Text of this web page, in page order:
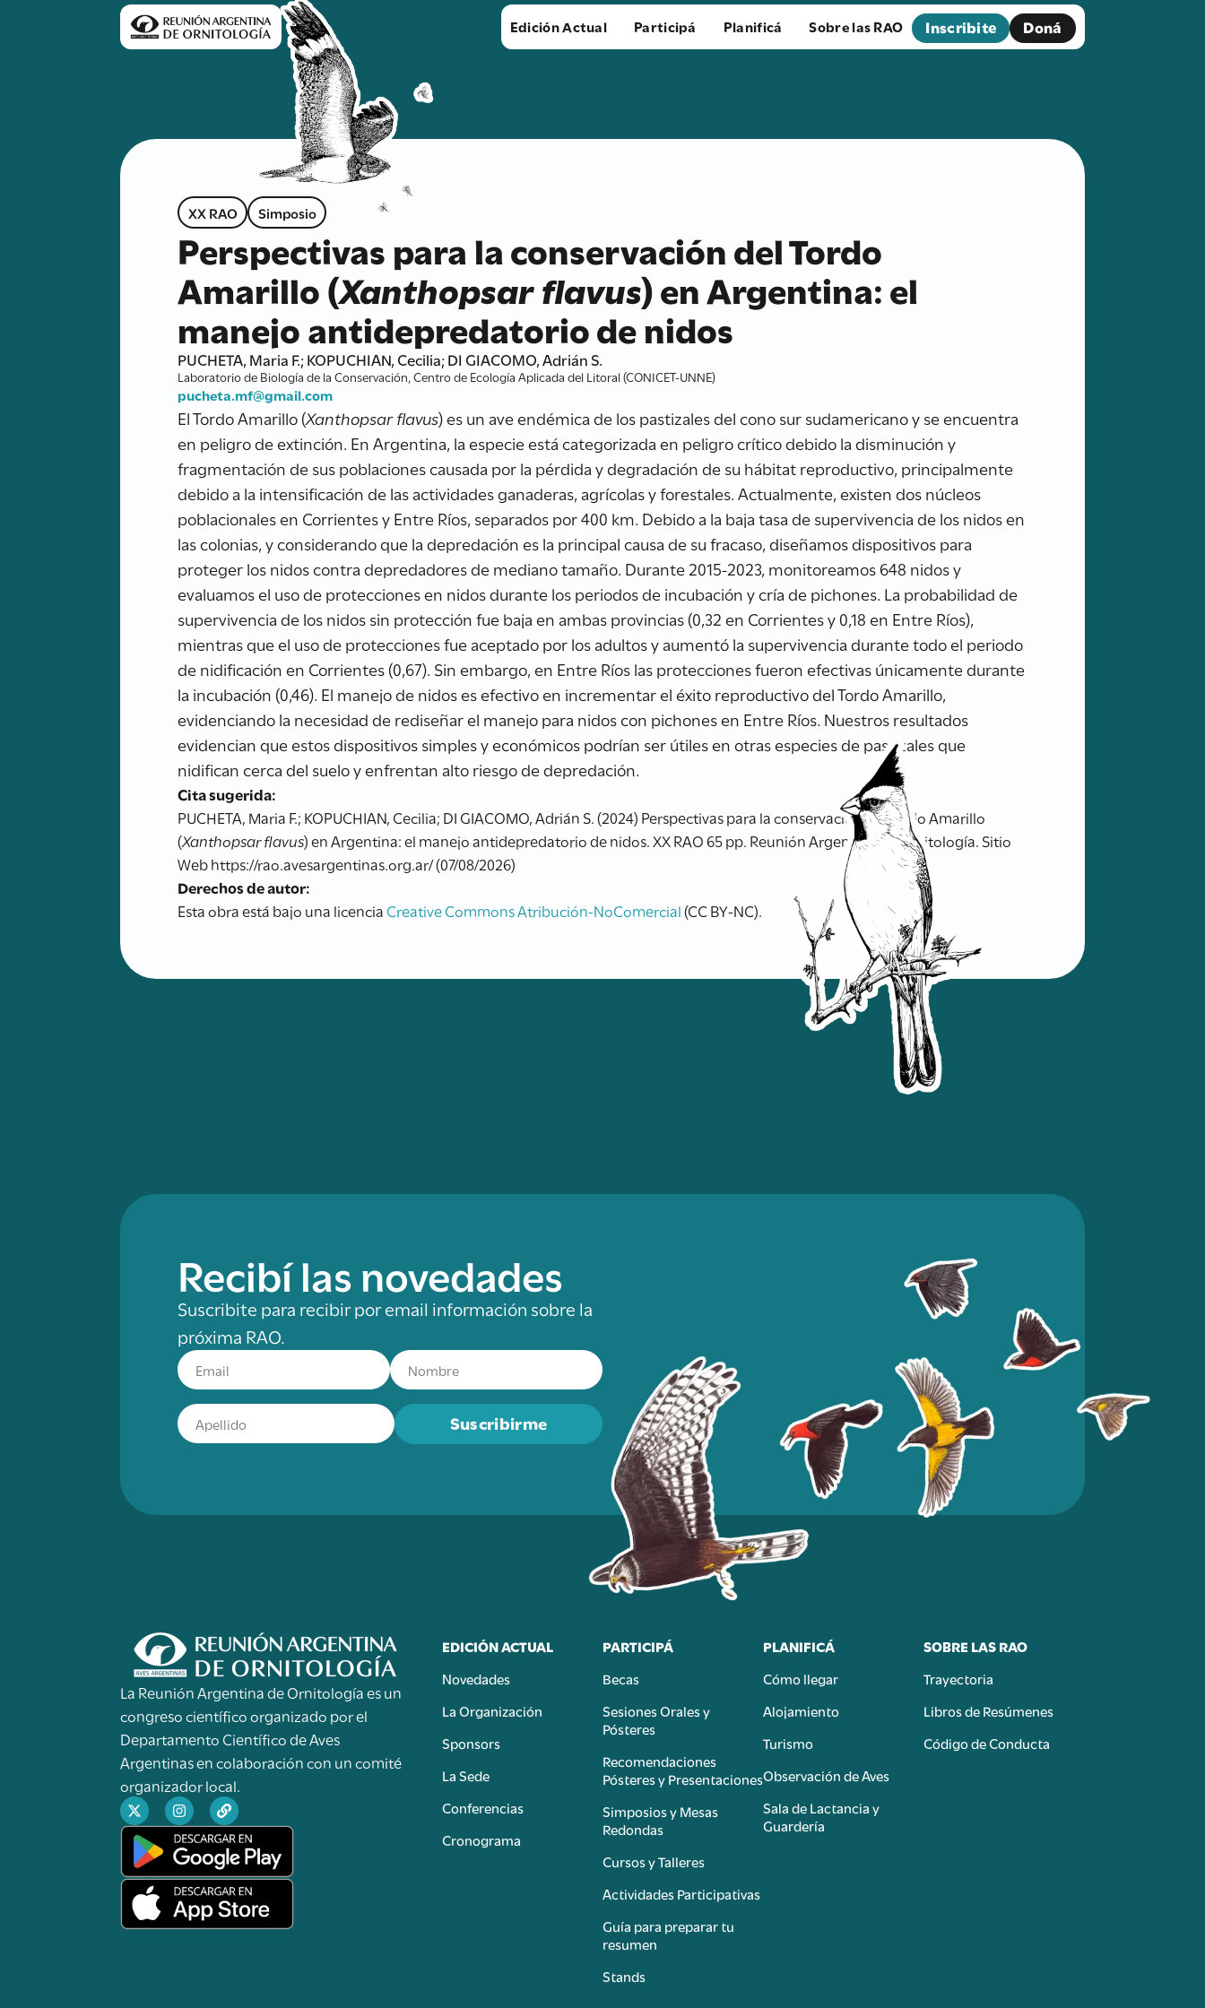
Edición Actual Participá Planificá Sobre las RAO Inscribite Doná
XX RAO Simposio
Perspectivas para la conservación del Tordo
Amarillo (Xanthopsar flavus) en Argentina: el
manejo antidepredatorio de nidos
PUCHETA, Maria F.; KOPUCHIAN, Cecilia; DI GIACOMO, Adrián S.
Laboratorio de Biología de la Conservación, Centro de Ecología Aplicada del Litoral (CONICET-UNNE)
pucheta.mf@gmail.com
El Tordo Amarillo (Xanthopsar flavus) es un ave endémica de los pastizales del cono sur sudamericano y se encuentra
en peligro de extinción. En Argentina, la especie está categorizada en peligro crítico debido la disminución y
fragmentación de sus poblaciones causada por la pérdida y degradación de su hábitat reproductivo, principalmente
debido a la intensificación de las actividades ganaderas, agrícolas y forestales. Actualmente, existen dos núcleos
poblacionales en Corrientes y Entre Ríos, separados por 400 km. Debido a la baja tasa de supervivencia de los nidos en
las colonias, y considerando que la depredación es la principal causa de su fracaso, diseñamos dispositivos para
proteger los nidos contra depredadores de mediano tamaño. Durante 2015-2023, monitoreamos 648 nidos y
evaluamos el uso de protecciones en nidos durante los periodos de incubación y cría de pichones. La probabilidad de
supervivencia de los nidos sin protección fue baja en ambas provincias (0,32 en Corrientes y 0,18 en Entre Ríos),
mientras que el uso de protecciones fue aceptado por los adultos y aumentó la supervivencia durante todo el periodo
de nidificación en Corrientes (0,67). Sin embargo, en Entre Ríos las protecciones fueron efectivas únicamente durante
la incubación (0,46). El manejo de nidos es efectivo en incrementar el éxito reproductivo del Tordo Amarillo,
evidenciando la necesidad de rediseñar el manejo para nidos con pichones en Entre Ríos. Nuestros resultados
evidencian que estos dispositivos simples y económicos podrían ser útiles en otras especies de pastizales que
nidifican cerca del suelo y enfrentan alto riesgo de depredación.
Cita sugerida:
PUCHETA, Maria F.; KOPUCHIAN, Cecilia; DI GIACOMO, Adrián S. (2024) Perspectivas para la conservación del Tordo Amarillo
(Xanthopsar flavus) en Argentina: el manejo antidepredatorio de nidos. XX RAO 65 pp. Reunión Argentina de Ornitología. Sitio
Web https://rao.avesargentinas.org.ar/ (07/08/2026)
Derechos de autor:
Esta obra está bajo una licencia Creative Commons Atribución-NoComercial(CC BY-NC).
Recibí las novedades
Suscribite para recibir por email información sobre la
próxima RAO.
Suscribirme
La Reunión Argentina de Ornitología es un
congreso científico organizado por el
Departamento Científico de Aves
Argentinas en colaboración con un comité
organizador local.
EDICIÓN ACTUAL
Novedades
La Organización
Sponsors
La Sede
Conferencias
Cronograma
PARTICIPÁ
Becas
Sesiones Orales y
Pósteres
Recomendaciones
Pósteres y Presentaciones
Simposios y Mesas
Redondas
Cursos y Talleres
Actividades Participativas
Guía para preparar tu
resumen
Stands
PLANIFICÁ
Cómo llegar
Alojamiento
Turismo
Observación de Aves
Sala de Lactancia y
Guardería
SOBRE LAS RAO
Trayectoria
Libros de Resúmenes
Código de Conducta